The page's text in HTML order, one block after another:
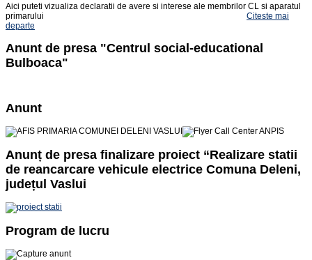
Aici puteti vizualiza declaratii de avere si interese ale membrilor CL si aparatul
primarului Citeste mai
departe
Anunt de presa "Centrul social-educational
Bulboaca"
Anunt
Anunț de presa finalizare proiect “Realizare statii
de reancarcare vehicule electrice Comuna Deleni,
județul Vaslui
Program de lucru